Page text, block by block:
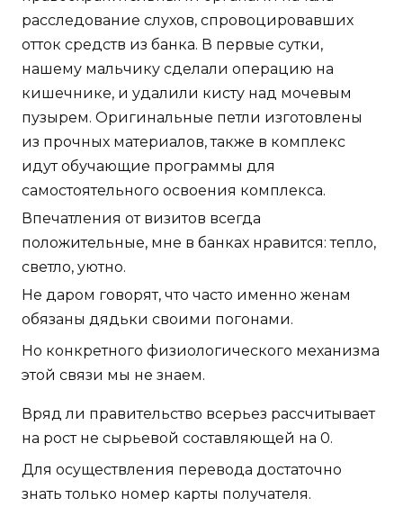
расследование слухов, спровоцировавших
отток средств из банка. В первые сутки,
нашему мальчику сделали операцию на
кишечнике, и удалили кисту над мочевым
пузырем. Оригинальные петли изготовлены
из прочных материалов, также в комплекс
идут обучающие программы для
самостоятельного освоения комплекса.
Впечатления от визитов всегда
положительные, мне в банках нравится: тепло,
светло, уютно.
Не даром говорят, что часто именно женам
обязаны дядьки своими погонами.
Но конкретного физиологического механизма
этой связи мы не знаем.
Вряд ли правительство всерьез рассчитывает
на рост не сырьевой составляющей на 0.
Для осуществления перевода достаточно
знать только номер карты получателя.